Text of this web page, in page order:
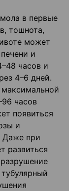
в первые
тошнота,
может
и
часов и
4–6 дней.
часов
появиться
и
Даже при
развиться